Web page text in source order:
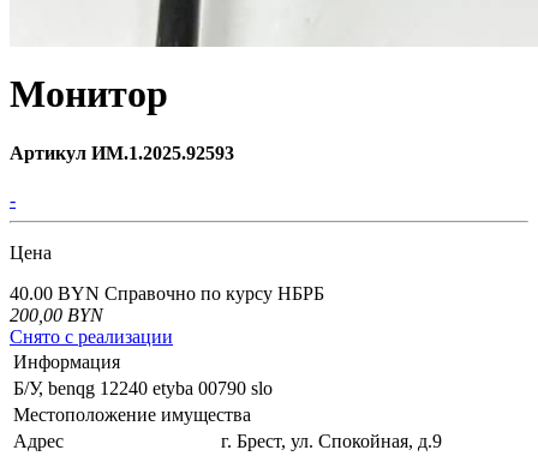
Монитор
Артикул ИМ.1.2025.92593
-
Цена
40.00 BYN Справочно по курсу НБРБ
200,00 BYN
Снято с реализации
Информация
Б/У, benqg 12240 etyba 00790 slo
Местоположение имущества
Адрес
г. Брест, ул. Спокойная, д.9